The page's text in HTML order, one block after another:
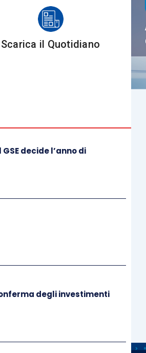
25-bis D.P.R. 600/1973
e quelli corrisposti a
inerente ai rapporti di
fattispecie molto diverse tra
Scarica il Quotidiano
decide l’anno di
degli investimenti